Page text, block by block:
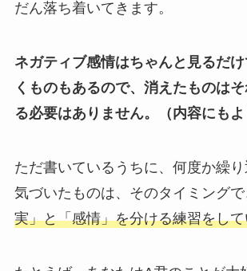
だん落ち着いてきます。
ネガティブ感情はちゃんと見るだ
くものもあるので、消えたものは
る必要はありません。（内容にもよ
ただ書いているうちに、何度か繰
気づいたものは、そのタイミングで
実」と「感情」を分ける練習をし